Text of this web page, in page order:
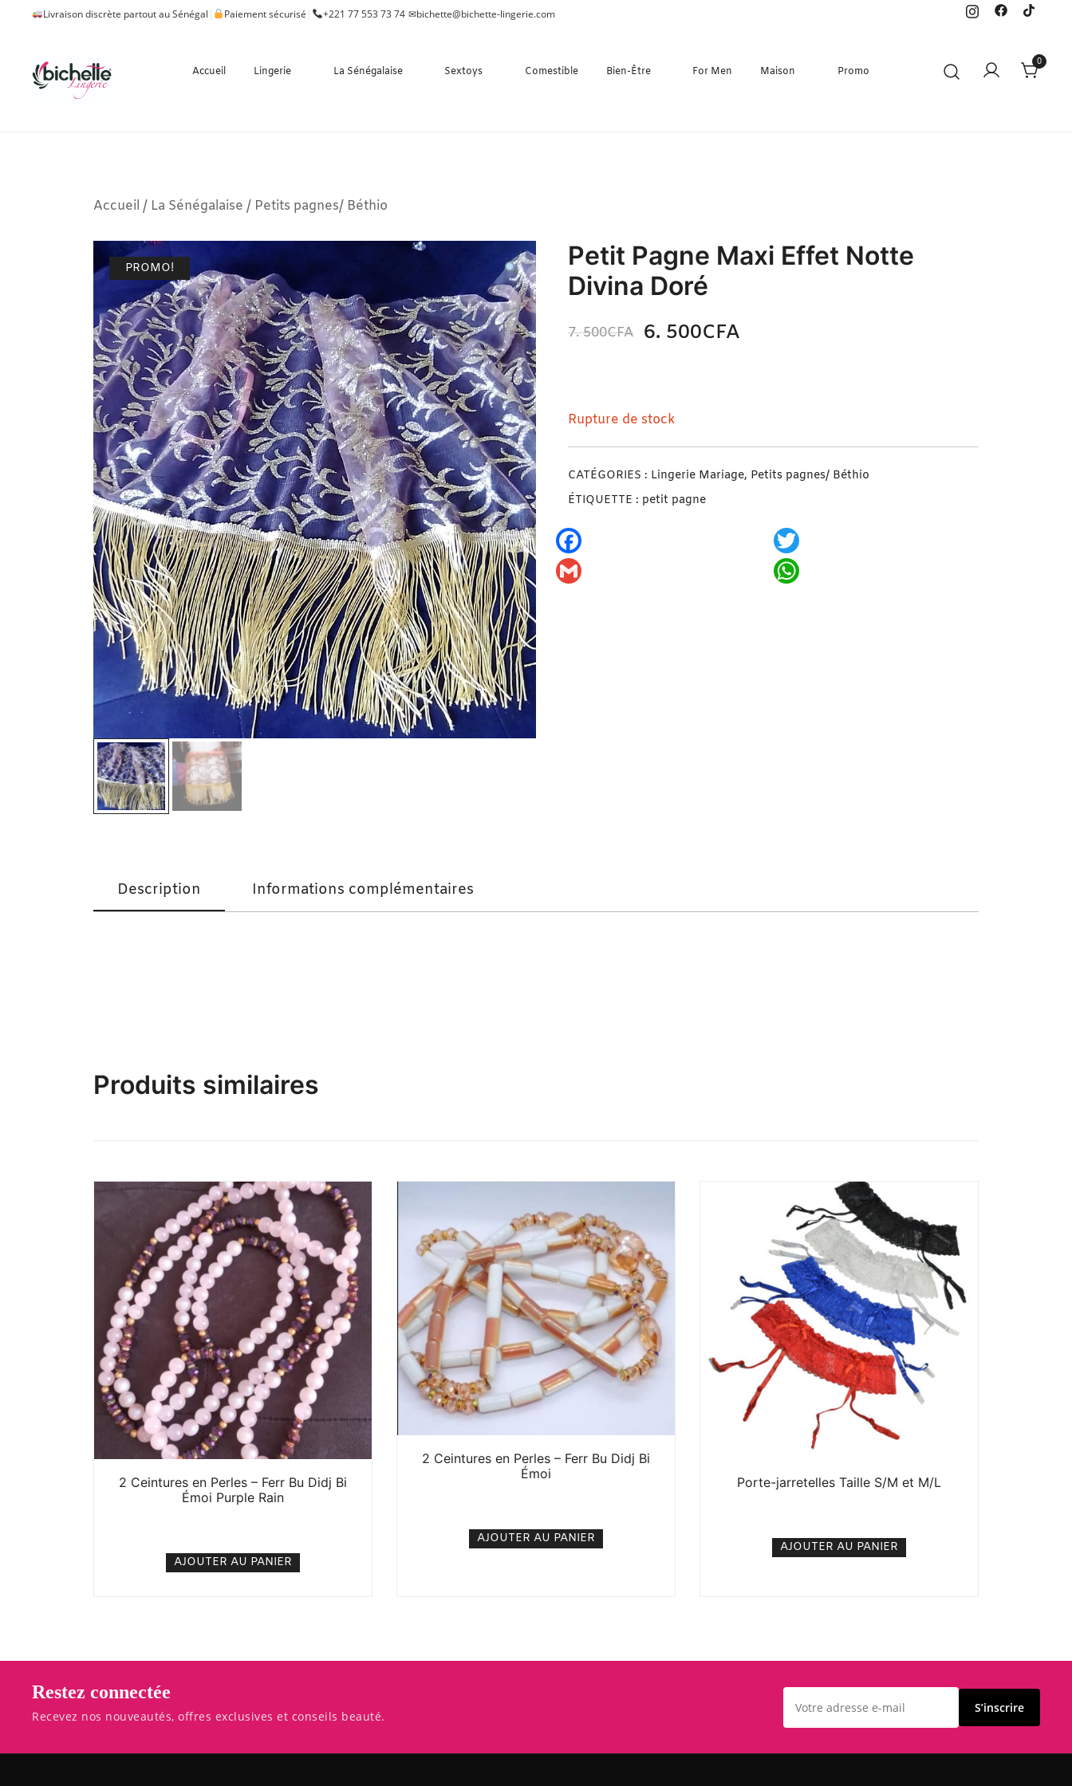
Livraison discrète partout au Sénégal | Paiement sécurisé | +221 77 553 73 74 ✉bichette@bichette-lingerie.com
Accueil Lingerie La Sénégalaise Sextoys Comestible Bien-Être For Men Maison Promo
0
Accueil / La Sénégalaise / Petits pagnes/ Béthio
PROMO!
Petit Pagne Maxi Effet Notte
Divina Doré
7. 500CFA 6. 500CFA
Rupture de stock
CATÉGORIES : Lingerie Mariage, Petits pagnes/ Béthio
ÉTIQUETTE : petit pagne
Twitter
WhatsApp
Description Informations complémentaires
Produits similaires
2 Ceintures en Perles – Ferr Bu Didj Bi
Émoi Purple Rain
AJOUTER AU PANIER
2 Ceintures en Perles – Ferr Bu Didj Bi
Émoi
AJOUTER AU PANIER
Porte-jarretelles Taille S/M et M/L
AJOUTER AU PANIER
Restez connectée
Recevez nos nouveautés, offres exclusives et conseils beauté.
S’inscrire